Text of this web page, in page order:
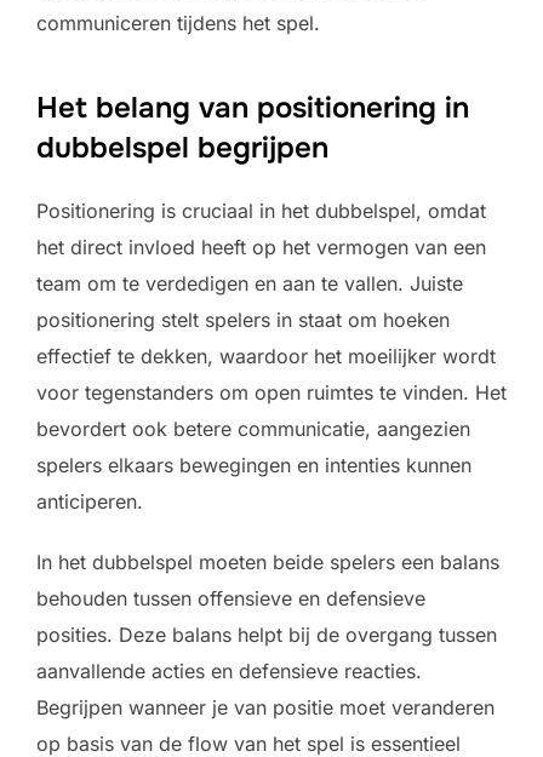
communiceren tijdens het spel.
Het belang van positionering in
dubbelspel begrijpen
Positionering is cruciaal in het dubbelspel, omdat
het direct invloed heeft op het vermogen van een
team om te verdedigen en aan te vallen. Juiste
positionering stelt spelers in staat om hoeken
effectief te dekken, waardoor het moeilijker wordt
voor tegenstanders om open ruimtes te vinden. Het
bevordert ook betere communicatie, aangezien
spelers elkaars bewegingen en intenties kunnen
anticiperen.
In het dubbelspel moeten beide spelers een balans
behouden tussen offensieve en defensieve
posities. Deze balans helpt bij de overgang tussen
aanvallende acties en defensieve reacties.
Begrijpen wanneer je van positie moet veranderen
op basis van de flow van het spel is essentieel